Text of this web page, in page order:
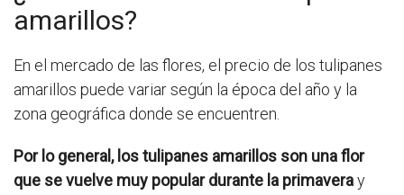
amarillos?
En el mercado de las flores, el precio de los tulipanes
amarillos puede variar según la época del año y la
zona geográfica donde se encuentren.
Por lo general, los tulipanes amarillos son una flor
que se vuelve muy popular durante la primaveray